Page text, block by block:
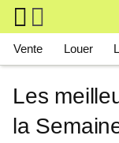
Skip to main content
Main navigation
Vente Louer
Les
la